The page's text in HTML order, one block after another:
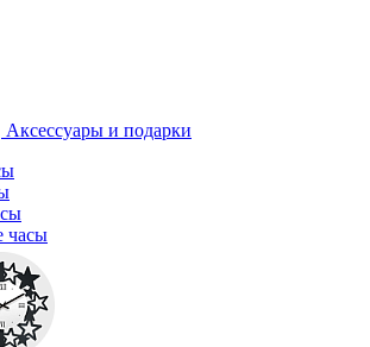
Аксессуары и подарки
часы